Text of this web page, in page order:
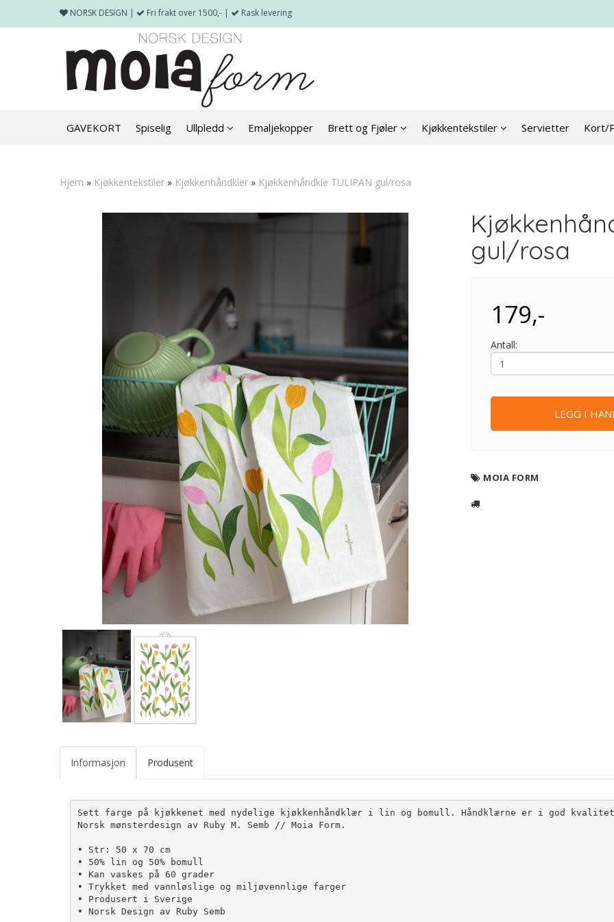
NORSK DESIGN | Fri frakt over 1500,- | Rask levering
GAVEKORT Spiselig Ullpledd Emaljekopper Brett og Fjøler Kjøkkentekstiler Servietter Kort/
Hjem » Kjøkkentekstiler » Kjøkkenhåndkler » Kjøkkenhåndkle TULIPAN gul/rosa
gul/rosa
179,-
Antall:
LEGG I
MOIA FORM
Informasjon Produsent
Sett farge på kjøkkenet med nydelige kjøkkenhåndklær i lin og bomull. Håndklærne er i god
Norsk mønsterdesign av Ruby M. Semb // Moia Form.
• Str: 50 x 70 cm
• 50% lin og 50% bomull
• Kan vaskes på 60 grader
• Trykket med vannløslige og miljøvennlige farger
• Produsert i Sverige
• Norsk Design av Ruby Semb